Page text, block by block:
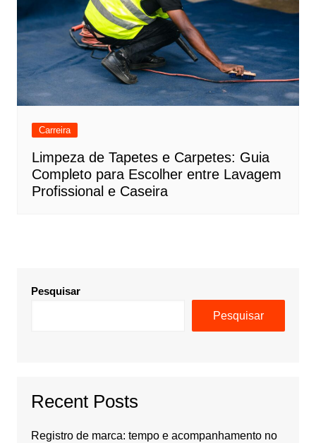
Carreira
Limpeza de Tapetes e Carpetes: Guia
Completo para Escolher entre Lavagem
Profissional e Caseira
Pesquisar
Pesquisar
Recent Posts
Registro de marca: tempo e acompanhamento no